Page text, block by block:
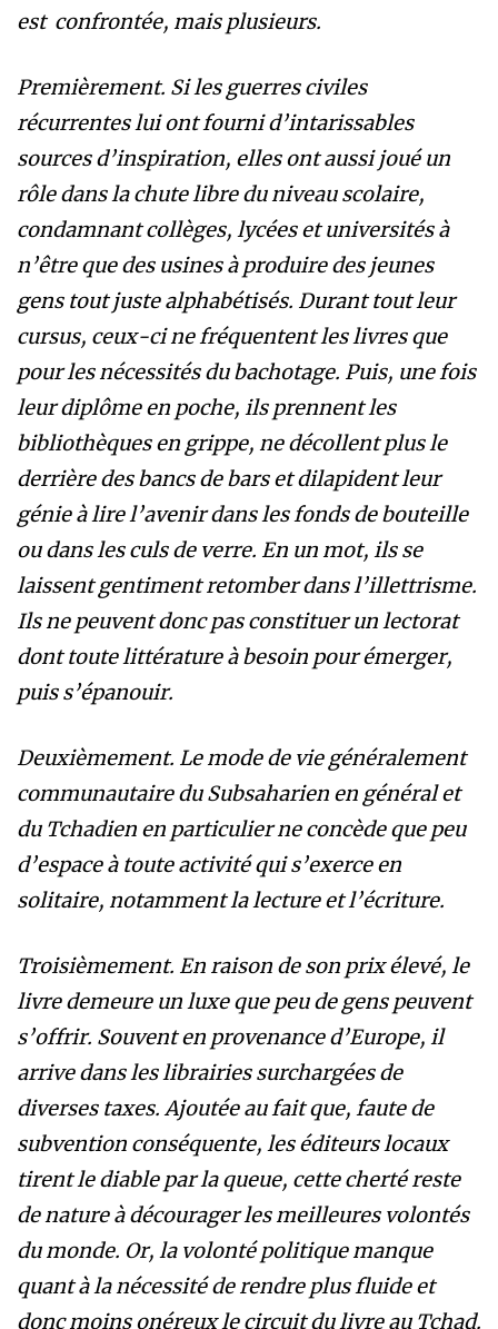
est confrontée, mais plusieurs.
Premièrement. Si les guerres civiles
récurrentes lui ont fourni d’intarissables
sources d’inspiration, elles ont aussi joué un
rôle dans la chute libre du niveau scolaire,
condamnant collèges, lycées et universités à
n’être que des usines à produire des jeunes
gens tout juste alphabétisés. Durant tout leur
cursus, ceux-ci ne fréquentent les livres que
pour les nécessités du bachotage. Puis, une fois
leur diplôme en poche, ils prennent les
bibliothèques en grippe, ne décollent plus le
derrière des bancs de bars et dilapident leur
génie à lire l’avenir dans les fonds de bouteille
ou dans les culs de verre. En un mot, ils se
laissent gentiment retomber dans l’illettrisme.
Ils ne peuvent donc pas constituer un lectorat
dont toute littérature à besoin pour émerger,
puis s’épanouir.
Deuxièmement. Le mode de vie généralement
communautaire du Subsaharien en général et
du Tchadien en particulier ne concède que peu
d’espace à toute activité qui s’exerce en
solitaire, notamment la lecture et l’écriture.
Troisièmement. En raison de son prix élevé, le
livre demeure un luxe que peu de gens peuvent
s’offrir. Souvent en provenance d’Europe, il
arrive dans les librairies surchargées de
diverses taxes. Ajoutée au fait que, faute de
subvention conséquente, les éditeurs locaux
tirent le diable par la queue, cette cherté reste
de nature à décourager les meilleures volontés
du monde. Or, la volonté politique manque
quant à la nécessité de rendre plus fluide et
donc moins onéreux le circuit du livre au Tchad.